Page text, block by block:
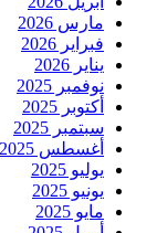
مارس 2026
فبراير 2026
يناير 2026
نوفمبر 2025
أكتوبر 2025
سبتمبر 2025
أغسطس 2025
يوليو 2025
يونيو 2025
مايو 2025